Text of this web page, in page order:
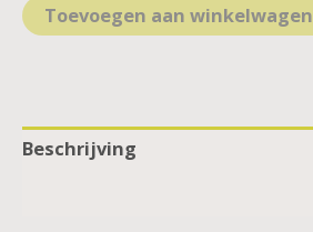
Toevoegen aan winkelwagen
Beschrijving